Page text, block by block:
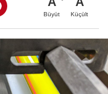
Büyüt Küçült